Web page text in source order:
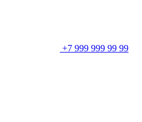
+7 999 999 99 99